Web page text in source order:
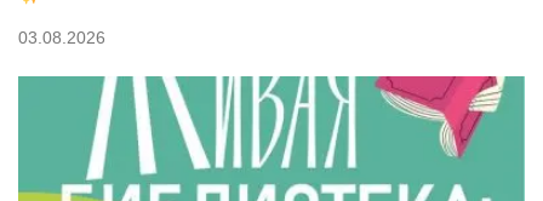
03.08.2026